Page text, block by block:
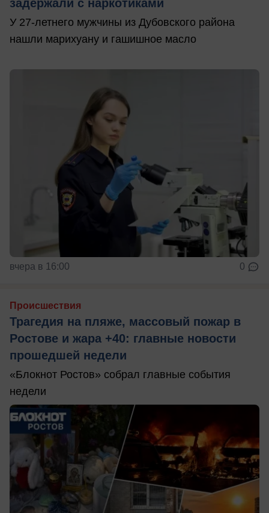
задержали с наркотиками
У 27-летнего мужчины из Дубовского района
нашли марихуану и гашишное масло
вчера в 16:00 0
Происшествия
Трагедия на пляже, массовый пожар в
Ростове и жара +40: главные новости
прошедшей недели
«Блокнот Ростов» собрал главные события
недели